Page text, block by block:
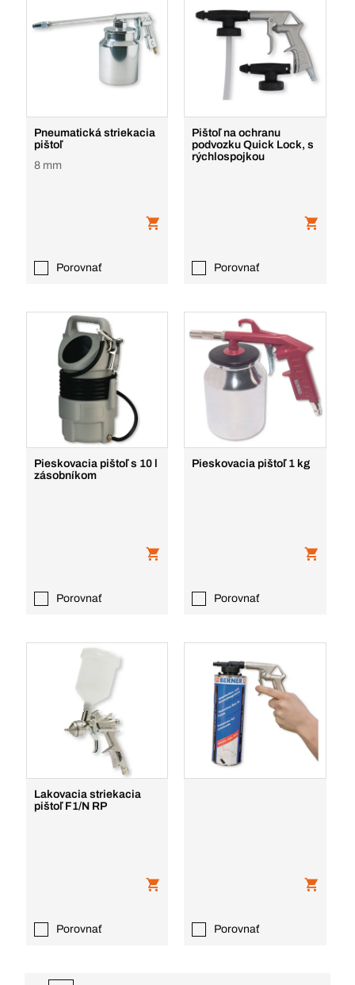
Pneumatická striekacia
pištoľ
8 mm
Porovnať
Pištoľ na ochranu
podvozku Quick Lock, s
rýchlospojkou
Porovnať
Pieskovacia pištoľ s 10 l
zásobníkom
Porovnať
Pieskovacia pištoľ 1 kg
Porovnať
Lakovacia striekacia
pištoľ F1/N RP
Porovnať Porovnať